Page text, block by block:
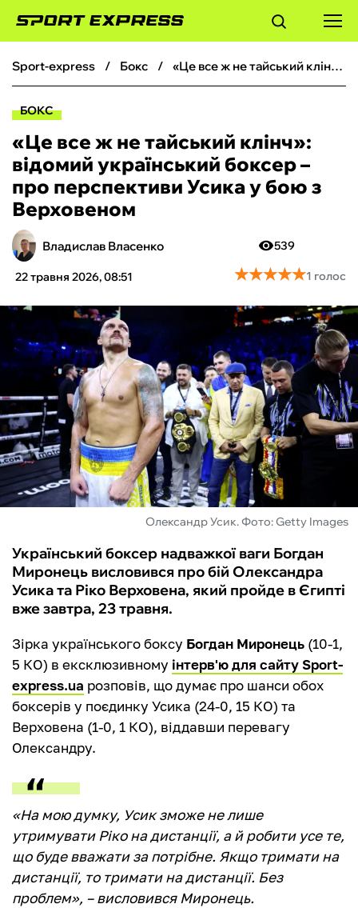
ФУТБОЛ
БОКС
ХОКЕЙ
ТЕНІС
КІБЕРСПОРТ
ЧС-2026
ФУТЗАЛ
ІНШІ
БУКМЕКЕРИ
sport-express бокс «‎Це все ж не тайський клінч»: відомий український боксер – про перспективи Усика у бою з Верховеном
БОКС
«‎Це все ж не тайський клінч»:
відомий український боксер –
про перспективи Усика у бою з
Верховеном
Владислав Власенко
22 травня 2026, 08:51
539
★★★★★
★★★★★1 голос
Олександр Усик. Фото: Getty Images
Український боксер надважкої ваги Богдан
Миронець висловився про бій Олександра
Усика та Ріко Верховена, який пройде в Єгипті
вже завтра, 23 травня.
Зірка українського боксу Богдан Миронець (10-1,
5 КО) в ексклюзивному інтерв'ю для сайту Sport-
express.ua розповів, що думає про шанси обох
боксерів у поєдинку Усика (24-0, 15 КО) та
Верховена (1-0, 1 КО), віддавши перевагу
Олександру.
«На мою думку, Усик зможе не лише
утримувати Ріко на дистанції, а й робити усе те,
що буде вважати за потрібне. Якщо тримати на
дистанції, то тримати на дистанції. Без
проблем», – висловився Миронець.